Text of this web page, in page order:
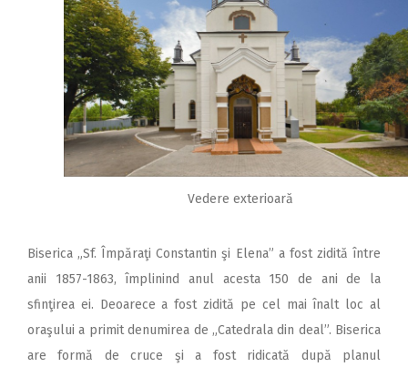
Vedere exterioară
Biserica „Sf. Împăraţi Constantin şi Elena” a fost zidită între
anii 1857-1863, împlinind anul acesta 150 de ani de la
sfinţirea ei. Deoarece a fost zidită pe cel mai înalt loc al
oraşului a primit denumirea de „Catedrala din deal”. Biserica
are formă de cruce şi a fost ridicată după planul